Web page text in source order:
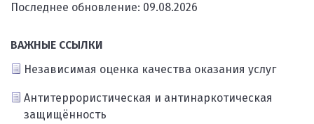
Последнее обновление: 09.08.2026
ВАЖНЫЕ ССЫЛКИ
Независимая оценка качества оказания услуг
Антитеррористическая и антинаркотическая
защищённость